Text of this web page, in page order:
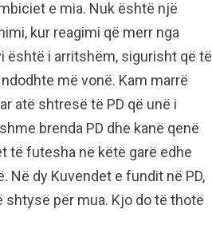
e mia. Nuk është një
kur reagimi që merr nga
është i arritshëm, sigurisht që të
më vonë. Kam marrë
atë shtresë të PD që unë i
brenda PD dhe kanë qenë
të futesha në këtë garë edhe
dy Kuvendet e fundit në PD,
për mua. Kjo do të thotë